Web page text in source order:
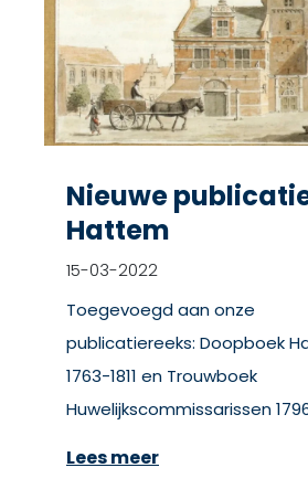
Nieuwe
Hattem
15-03-2022
Toegevoegd aan onze
publicatiereeks: Doopboek
1763-1811 en Trouwboek
Huwelijkscommissarissen
Lees meer